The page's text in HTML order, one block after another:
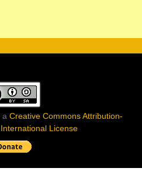
a Creative Commons Attribution-
License